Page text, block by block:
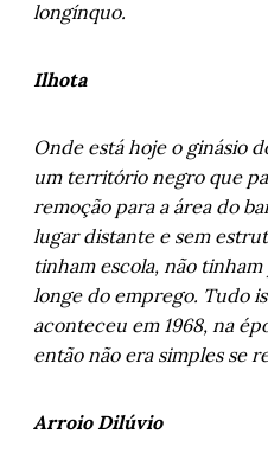
longínquo.
Ilhota
Onde está hoje o ginásio
um território negro que
remoção para a área do
lugar distante e sem
tinham escola, não
longe do emprego. Tudo
aconteceu em 1968, na
então não era simples se
Arroio Dilúvio